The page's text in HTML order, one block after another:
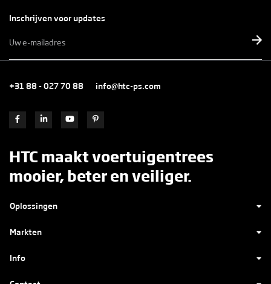
Inschrijven voor updates
mailadres *
+31 88 - 027 70 88 info@htc-ps.com
HTC maakt voertuigentrees
mooier, beter en veiliger.
Oplossingen
Markten
Info